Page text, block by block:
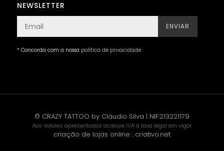
NEWSLETTER
ENVIAR
* Concorda com a nossa política de privacidade.
© CRAZY TATTOO by Cláudio Silva | NIF:213221179
Aos valores apresentados acresce IVA à taxa legal em vigor.
criação de lojas online : criativo.net